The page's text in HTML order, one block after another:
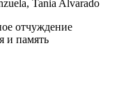
Tania Alvarado
отчуждение
и память